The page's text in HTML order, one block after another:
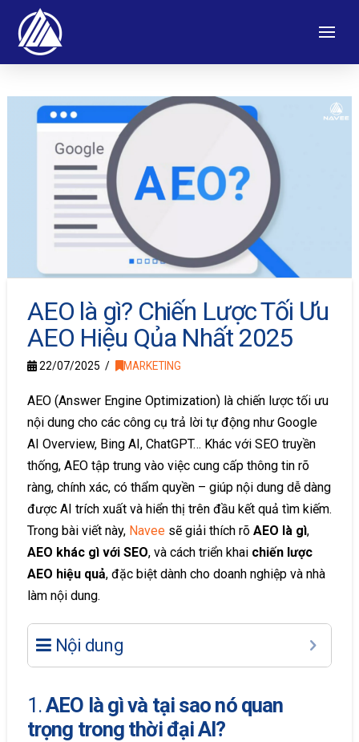
AEO là gì? Chiến Lược Tối Ưu
AEO Hiệu Qủa Nhất 2025
22/07/2025 MARKETING
AEO (Answer Engine Optimization) là chiến lược tối ưu
nội dung cho các công cụ trả lời tự động như Google
AI Overview, Bing AI, ChatGPT… Khác với SEO truyền
thống, AEO tập trung vào việc cung cấp thông tin rõ
ràng, chính xác, có thẩm quyền – giúp nội dung dễ dàng
được AI trích xuất và hiển thị trên đầu kết quả tìm kiếm.
Trong bài viết này, Naveesẽ giải thích rõ AEO là gì,
AEO khác gì với SEO, và cách triển khai chiến lược
AEO hiệu quả, đặc biệt dành cho doanh nghiệp và nhà
làm nội dung.
Nội dung
1.AEO là gì và tại sao nó quan
trọng trong thời đại AI?